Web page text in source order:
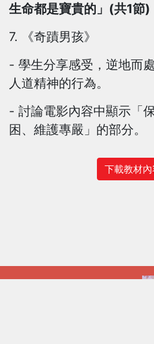
生命都是寶貴的」(共1節)
7. 《奇蹟男孩》
- 學生分享感受，逆地而
人道精神的行為。
- 討論電影內容中顯示「
困、維護專嚴」的部分。
下載教材內